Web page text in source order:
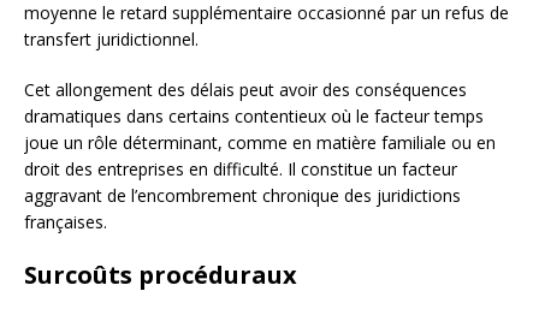
moyenne le retard supplémentaire occasionné par un refus de
transfert juridictionnel.
Cet allongement des délais peut avoir des conséquences
dramatiques dans certains contentieux où le facteur temps
joue un rôle déterminant, comme en matière familiale ou en
droit des entreprises en difficulté. Il constitue un facteur
aggravant de l’encombrement chronique des juridictions
françaises.
Surcoûts procéduraux